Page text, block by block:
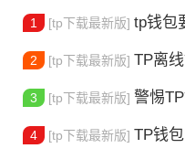
1 [tp下载最新版] tp钱包
2 [tp下载最新版] TP离线钱
3 [tp下载最新版] 警惕TP钱
4 [tp下载最新版] TP钱包